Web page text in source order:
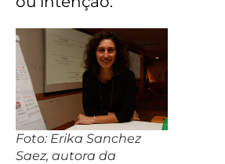
Foto: Erika Sanchez
Saez, autora da